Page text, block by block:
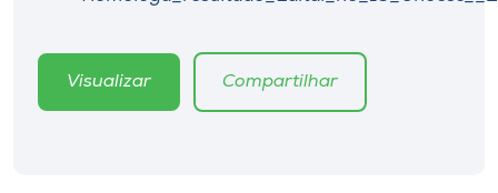
Museu
Visualizar Compartilhar